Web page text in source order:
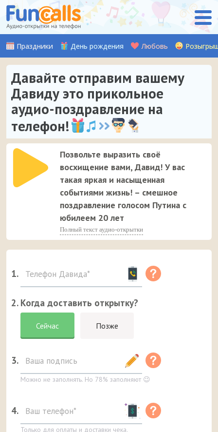
Праздники День рождения Любовь
Давайте отправим вашему
Давиду это прикольное
аудио-поздравление на
телефон!
Позвольте выразить своё
восхищение вами, Давид! У вас
такая яркая и насыщенная
событиями жизнь! – смешное
поздравление голосом Путина с
юбилеем 20 лет
Полный текст аудио-открытки
1.
2. Когда доставить открытку?
Сейчас Позже
3.
Можно не заполнять. Но 78% заполняют 😉
4.
Только для оплаты и доставки чека.